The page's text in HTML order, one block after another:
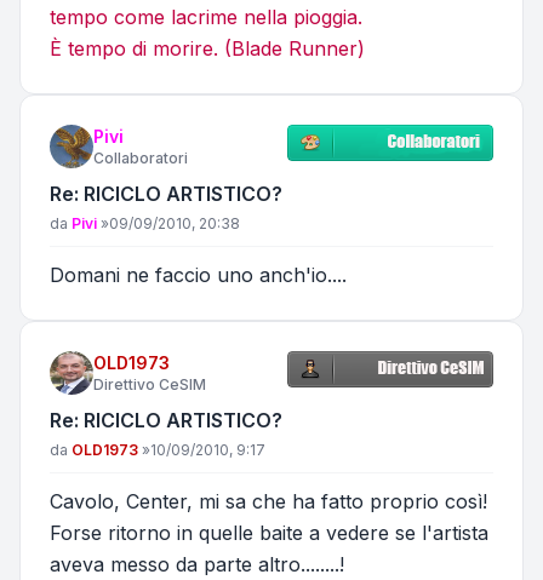
tempo come lacrime nella pioggia.
È tempo di morire. (Blade Runner)
Pivi
Collaboratori
Re: RICICLO ARTISTICO?
Messaggio
da Pivi »09/09/2010, 20:38
Domani ne faccio uno anch'io....
OLD1973
Direttivo CeSIM
Re: RICICLO ARTISTICO?
Messaggio
da OLD1973 »10/09/2010, 9:17
Cavolo, Center, mi sa che ha fatto proprio così!
Forse ritorno in quelle baite a vedere se l'artista
aveva messo da parte altro........!